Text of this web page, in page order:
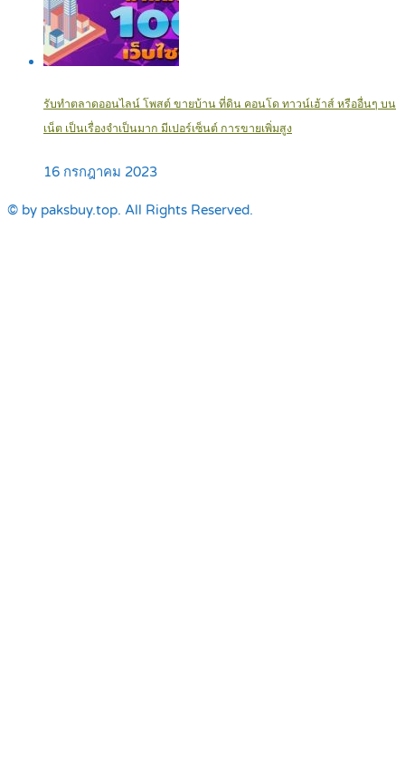
รับทำตลาดออนไลน์ โพสต์ ขายบ้าน ที่ดิน คอนโด ทาวน์เฮ้าส์ หรืออื่นๆ บน
เน็ต เป็นเรื่องจำเป็นมาก มีเปอร์เซ็นต์ การขายเพิ่มสูง
16 กรกฎาคม 2023
© by paksbuy.top. All Rights Reserved.